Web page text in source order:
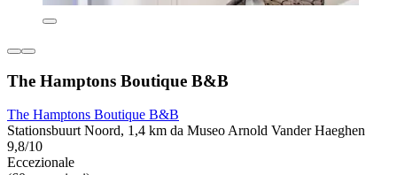
The Hamptons Boutique B&B
The Hamptons Boutique B&B
Stationsbuurt Noord, 1,4 km da Museo Arnold Vander Haeghen
9,8/10
Eccezionale